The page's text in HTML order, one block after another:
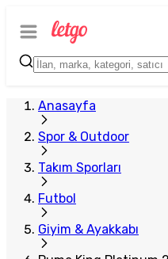
Anasayfa
Spor & Outdoor
Takım Sporları
Futbol
Giyim & Ayakkabı